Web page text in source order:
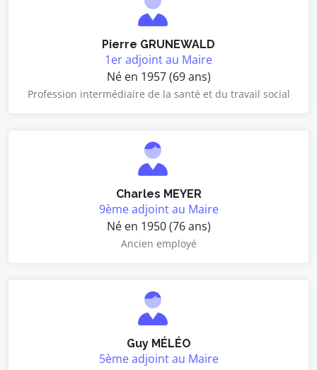
Pierre GRUNEWALD
1er adjoint au Maire
Né en 1957 (69 ans)
Profession intermédiaire de la santé et du travail social
Charles MEYER
9ème adjoint au Maire
Né en 1950 (76 ans)
Ancien employé
Guy MÉLÉO
5ème adjoint au Maire